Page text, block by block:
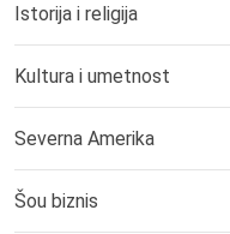
Istorija i religija
Kultura i umetnost
Severna Amerika
Šou biznis